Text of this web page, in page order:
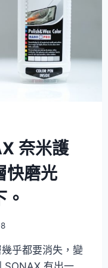
奈米護
快磨光
乎都要消失，變